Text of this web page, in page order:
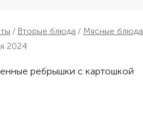
Вторые блюда Мясные блюда
2024